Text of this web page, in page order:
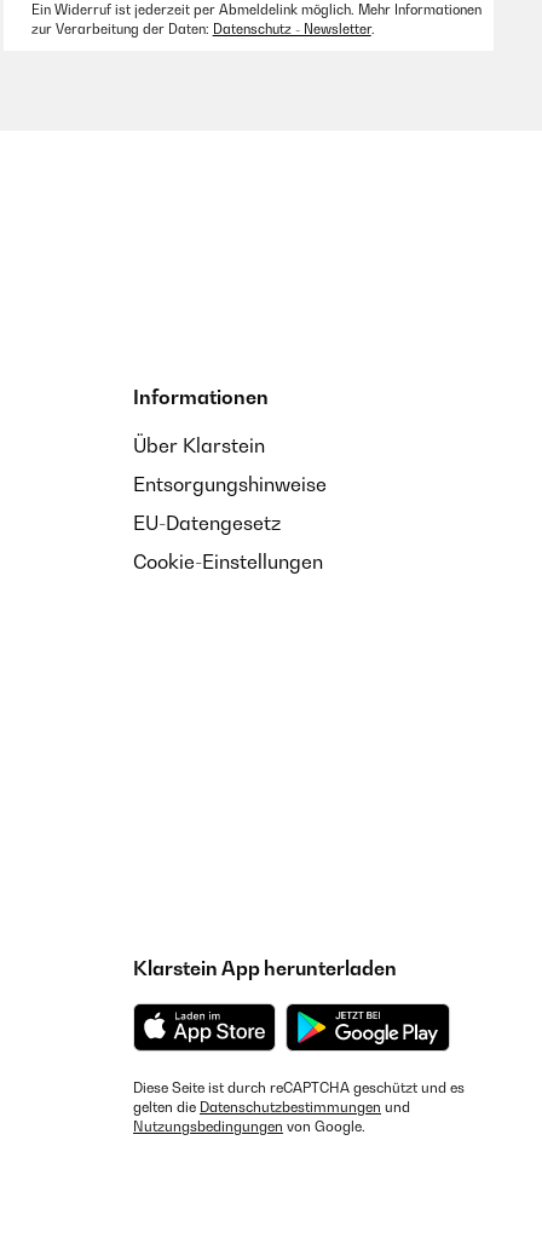
Ein Widerruf ist jederzeit per Abmeldelink möglich. Mehr Informationen
zur Verarbeitung der Daten: Datenschutz - Newsletter.
Informationen
Über Klarstein
Entsorgungshinweise
EU-Datengesetz
Cookie-Einstellungen
Klarstein App herunterladen
Diese Seite ist durch reCAPTCHA geschützt und es
gelten die Datenschutzbestimmungen und
Nutzungsbedingungen von Google.